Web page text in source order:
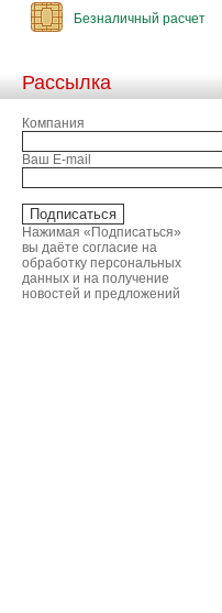
Безналичный расчет
Рассылка
Компания
Ваш E-mail
Нажимая «Подписаться»
вы даёте согласие на
обработку персональных
данных и на получение
новостей и предложений